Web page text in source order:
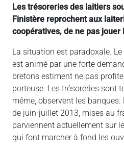
Les trésoreries des laitiers
Finistère reprochent aux
coopératives, de ne pas jouer
La situation est paradoxale.
est animé par une forte
bretons estiment ne pas
porteuse. Les trésoreries sont
même, observent les
de juin-juillet 2013, mises au
parviennent actuellement sur
qui font marcher à fond les